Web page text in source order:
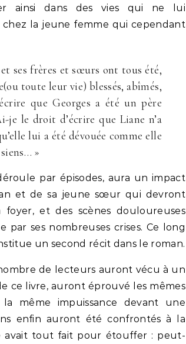
ainsi dans des vies qui ne lui
la jeune femme qui cependant
ses frères et sœurs ont tous été,
toute leur vie) blessés, abîmés,
que Georges a été un père
le droit d’écrire que Liane n’a
lui a été dévouée comme elle
»
par épisodes, aura un impact
et de sa jeune sœur qui devront
et des scènes douloureuses
ses nombreuses crises. Ce long
un second récit dans le roman.
de lecteurs auront vécu à un
ce livre, auront éprouvé les mêmes
la même impuissance devant une
enfin auront été confrontés à la
avait tout fait pour étouffer : peut-